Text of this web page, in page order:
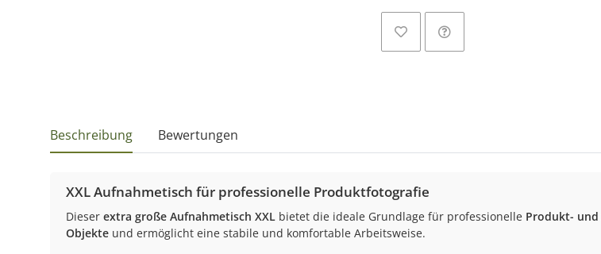
Beschreibung Bewertungen
XXL Aufnahmetisch für professionelle Produktfotografie
Dieser extra große Aufnahmetisch XXL bietet die ideale Grundlage für professionelle Produkt-
Objekte und ermöglicht eine stabile und komfortable Arbeitsweise.